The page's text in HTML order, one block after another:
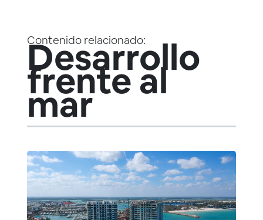
Contenido relacionado:
Desarrollo
frente al
mar